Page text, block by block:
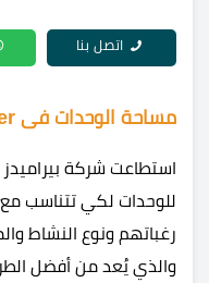
اتصل بنا
مساحة الوحدات فى pyramids business tower
استطاعت شركة بيراميدز
للوحدات لكي تتناسب
رغباتهم ونوع النشاط
والذي يُعد من أفضل